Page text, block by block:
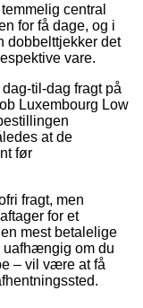
central
for få dage, og i
dobbelttjekker det
vare.
til-dag fragt på
Luxembourg Low
at de
før
fragt, men
for et
mest betalelige
uafhængig om du
– vil være at få